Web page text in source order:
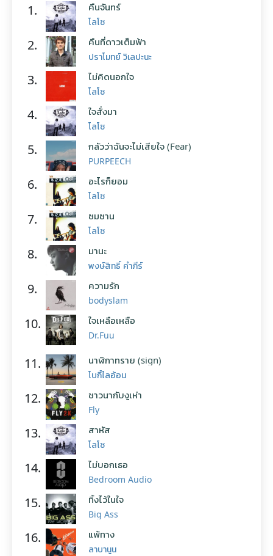
1. คืนจันทร์
โลโซ
2. คืนที่ดาวเต็มฟ้า
ปราโมทย์ วิเลปะนะ
3. ไม่คิดนอกใจ
โลโซ
4. ใจสั่งมา
โลโซ
5. กลัวว่าฉันจะไม่เสียใจ (Fear)
PURPEECH
6. อะไรก็ยอม
โลโซ
7. ซมซาน
โลโซ
8. มานะ
พงษ์สิทธิ์ คำภีร์
9. ความรัก
bodyslam
10. ใจเหลือเหลือ
Dr.Fuu
11. นาฬิกาทราย (sign)
โบกี้ไลอ้อน
12. ชาวนากับงูเห่า
Fly
13. สาหัส
โลโซ
14. ไม่บอกเธอ
Bedroom Audio
15. ทิ้งไว้ในใจ
Big Ass
16. แพ้ทาง
ลาบานูน